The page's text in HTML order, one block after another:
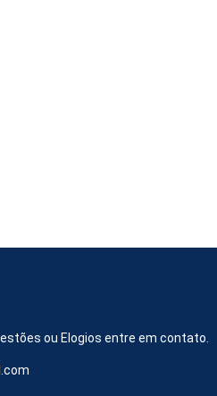
ou Elogios entre em contato.